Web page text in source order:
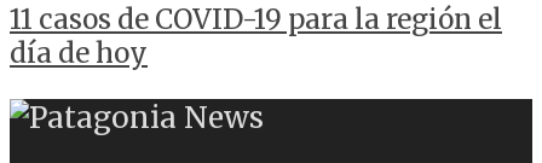
11 casos de COVID-19 para la región el
día de hoy